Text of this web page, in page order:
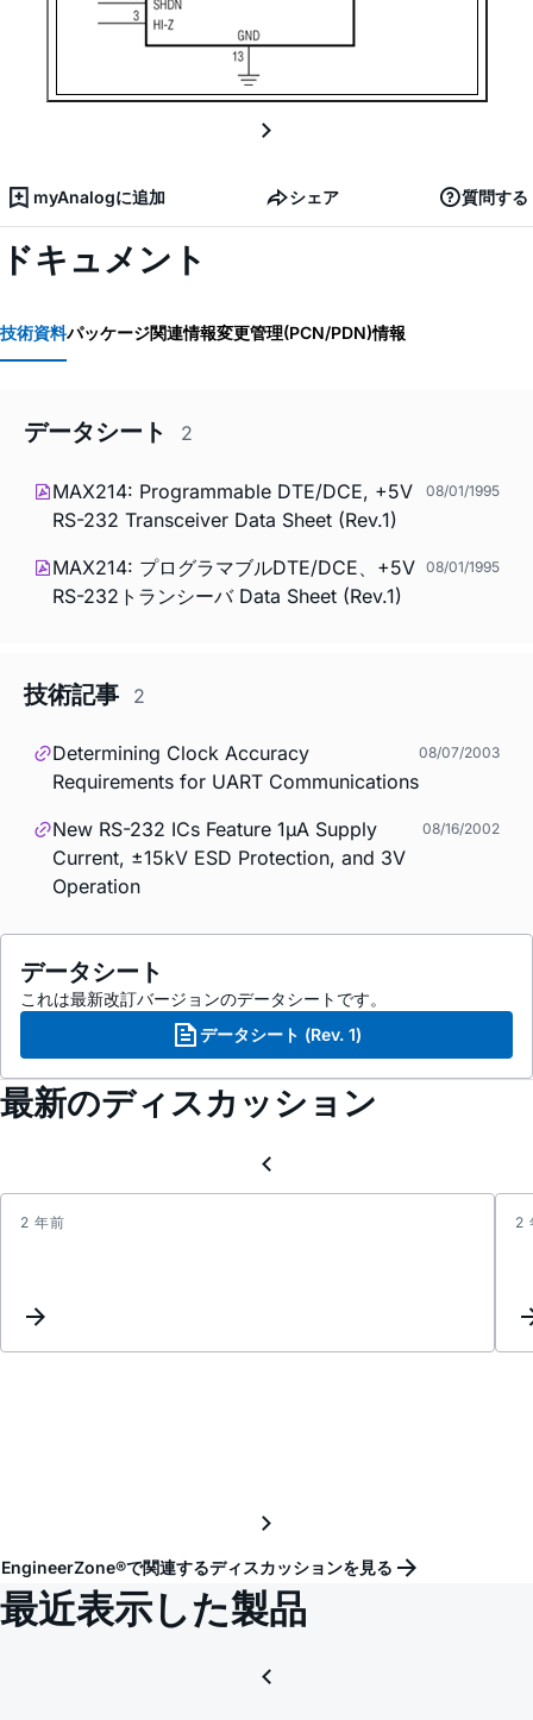
myAnalogに追加 シェア 質問する
ドキュメント
技術資料パッケージ関連情報変更管理(PCN/PDN)情報
データシート 2
MAX214: Programmable DTE/DCE, +5V
RS-232 Transceiver Data Sheet (Rev.1)
08/01/1995
MAX214: プログラマブルDTE/DCE、+5V
RS-232トランシーバ Data Sheet (Rev.1)
08/01/1995
技術記事 2
Determining Clock Accuracy
Requirements for UART Communications
08/07/2003
New RS-232 ICs Feature 1µA Supply
Current, ±15kV ESD Protection, and 3V
Operation
08/16/2002
データシート
これは最新改訂バージョンのデータシートです。
データシート (Rev. 1)
最新のディスカッション
2 年前 2
EngineerZone®で関連するディスカッションを見る
最近表示した製品